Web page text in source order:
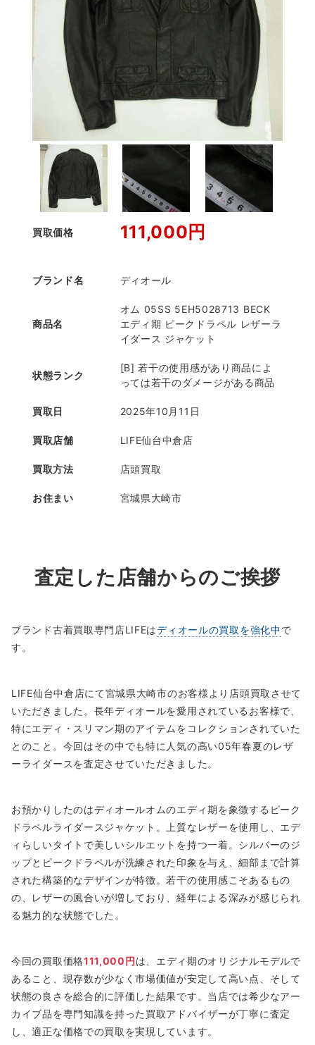
買取価格 111,000円
ブランド名 ディオール
商品名
オム 05SS 5EH5028713 BECK
エディ期 ピークドラペル レザーラ
イダース ジャケット
状態ランク
[B] 若干の使用感があり商品によ
っては若干のダメージがある商品
買取日 2025年10月11日
買取店舗 LIFE仙台中倉店
買取方法 店頭買取
お住まい 宮城県大崎市
査定した店舗からのご挨拶
ブランド古着買取専門店LIFEはディオールの買取を強化中で
す。
LIFE仙台中倉店にて宮城県大崎市のお客様より店頭買取させて
いただきました。長年ディオールを愛用されているお客様で、
特にエディ・スリマン期のアイテムをコレクションされていた
とのこと。今回はその中でも特に人気の高い05年春夏のレザ
ーライダースを査定させていただきました。
お預かりしたのはディオールオムのエディ期を象徴するピーク
ドラペルライダースジャケット。上質なレザーを使用し、エデ
ィらしいタイトで美しいシルエットを持つ一着。シルバーのジ
ップとピークドラペルが洗練された印象を与え、細部まで計算
された構築的なデザインが特徴。若干の使用感こそあるもの
の、レザーの風合いが増しており、経年による深みが感じられ
る魅力的な状態でした。
今回の買取価格111,000円は、エディ期のオリジナルモデルで
あること、現存数が少なく市場価値が安定して高い点、そして
状態の良さを総合的に評価した結果です。当店では希少なアー
カイブ品を専門知識を持った買取アドバイザーが丁寧に査定
し、適正な価格での買取を実現しています。